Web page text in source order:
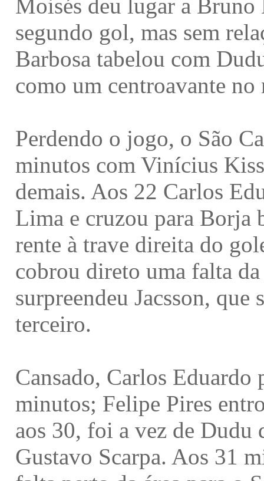
Moisés deu lugar a
segundo gol, mas sem
Barbosa tabelou com
como um centroavante no
Perdendo o jogo, o São
minutos com Vinícius
demais. Aos 22 Carlos
Lima e cruzou para Borja
rente à trave direita do
cobrou direto uma falta
surpreendeu Jacsson,
terceiro.
Cansado, Carlos Eduardo
minutos; Felipe Pires
aos 30, foi a vez de Dudu
Gustavo Scarpa. Aos 31